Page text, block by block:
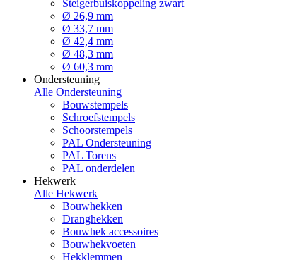
Steigerbuiskoppeling zwart
Ø 26,9 mm
Ø 33,7 mm
Ø 42,4 mm
Ø 48,3 mm
Ø 60,3 mm
Ondersteuning
Alle Ondersteuning
Bouwstempels
Schroefstempels
Schoorstempels
PAL Ondersteuning
PAL Torens
PAL onderdelen
Hekwerk
Alle Hekwerk
Bouwhekken
Dranghekken
Bouwhek accessoires
Bouwhekvoeten
Hekklemmen